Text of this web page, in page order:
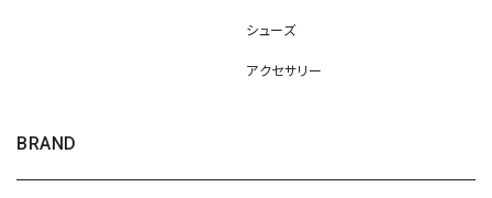
シューズ
アクセサリー
BRAND